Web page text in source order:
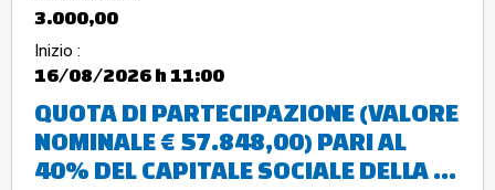
3.000,00
Inizio :
16/08/2026 h 11:00
QUOTA DI PARTECIPAZIONE (VALORE
NOMINALE € 57.848,00) PARI AL
40% DEL CAPITALE SOCIALE DELLA ...